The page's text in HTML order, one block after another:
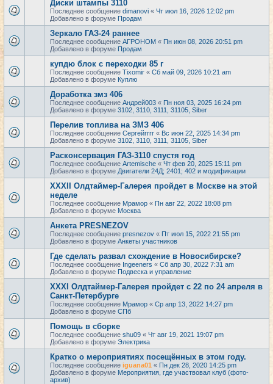
Диски штампы 3110
Последнее сообщение dimanovi « Чт июл 16, 2026 12:02 pm
Добавлено в форуме Продам
Зеркало ГАЗ-24 раннее
Последнее сообщение АГРОНОМ « Пн июн 08, 2026 20:51 pm
Добавлено в форуме Продам
купдю блок с переходки 85 г
Последнее сообщение Tixomir « Сб май 09, 2026 10:21 am
Добавлено в форуме Куплю
Доработка змз 406
Последнее сообщение Андрей003 « Пн ноя 03, 2025 16:24 pm
Добавлено в форуме 3102, 3110, 3111, 31105, Siber
Перелив топлива на ЗМЗ 406
Последнее сообщение Сергейrrrr « Вс июн 22, 2025 14:34 pm
Добавлено в форуме 3102, 3110, 3111, 31105, Siber
Расконсервация ГАЗ-3110 спустя год
Последнее сообщение Artemische « Чт фев 20, 2025 15:11 pm
Добавлено в форуме Двигатели 24Д; 2401; 402 и модификации
XXXII Олдтаймер-Галерея пройдет в Москве на этой
неделе
Последнее сообщение Мрамор « Пн авг 22, 2022 18:08 pm
Добавлено в форуме Москва
Анкета PRESNEZOV
Последнее сообщение presnezov « Пт июл 15, 2022 21:55 pm
Добавлено в форуме Анкеты участников
Где сделать развал схождение в Новосибирске?
Последнее сообщение Ingeeners « Сб апр 30, 2022 7:31 am
Добавлено в форуме Подвеска и управление
XXXI Олдтаймер-Галерея пройдет с 22 по 24 апреля в
Санкт-Петербурге
Последнее сообщение Мрамор « Ср апр 13, 2022 14:27 pm
Добавлено в форуме СПб
Помощь в сборке
Последнее сообщение shu09 « Чт авг 19, 2021 19:07 pm
Добавлено в форуме Электрика
Кратко о мероприятиях посещённых в этом году.
Последнее сообщение iguana01 « Пн дек 28, 2020 14:25 pm
Добавлено в форуме Мероприятия, где участвовал клуб (фото-
архив)